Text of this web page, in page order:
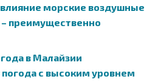
морские воздушные
преимущественно
в Малайзии
погода с высоким уровнем